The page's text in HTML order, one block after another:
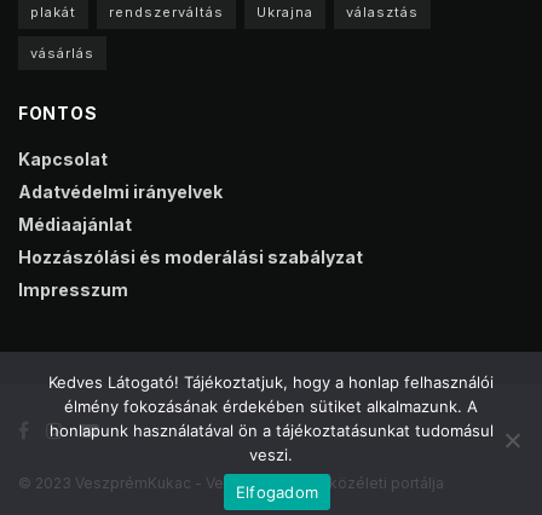
plakát rendszerváltás Ukrajna választás
vásárlás
FONTOS
Kapcsolat
Adatvédelmi irányelvek
Médiaajánlat
Hozzászólási és moderálási szabályzat
Impresszum
© 2023 VeszprémKukac - Veszprém online közéleti portálja
Kedves Látogató! Tájékoztatjuk, hogy a honlap felhasználói
élmény fokozásának érdekében sütiket alkalmazunk. A
honlapunk használatával ön a tájékoztatásunkat tudomásul
veszi.
Elfogadom